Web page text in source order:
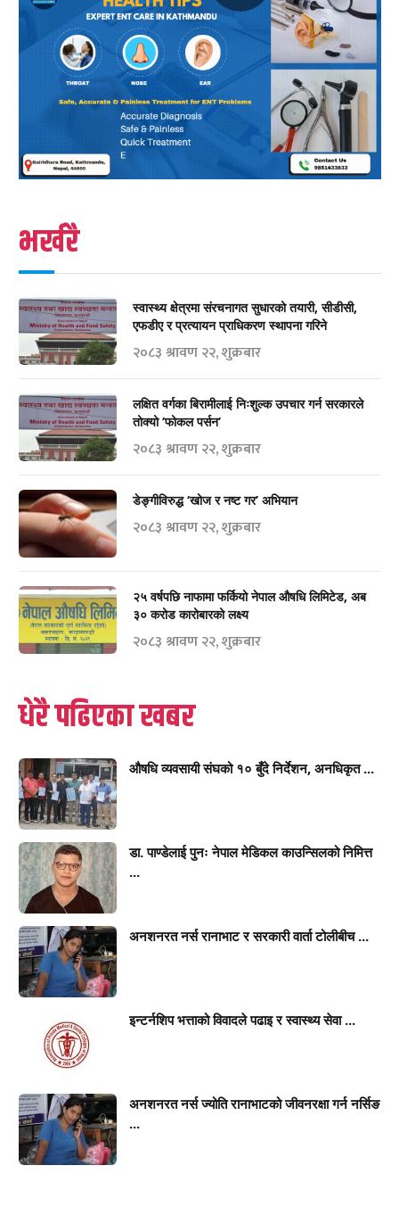
भर्खरै
स्वास्थ्य क्षेत्रमा संरचनागत सुधारको तयारी, सीडीसी,
एफडीए र प्रत्यायन प्राधिकरण स्थापना गरिने
२०८३ श्रावण २२, शुक्रबार
लक्षित वर्गका बिरामीलाई निःशुल्क उपचार गर्न सरकारले
तोक्यो ‘फोकल पर्सन’
२०८३ श्रावण २२, शुक्रबार
डेङ्गीविरुद्ध ‘खोज र नष्ट गर’ अभियान
२०८३ श्रावण २२, शुक्रबार
२५ वर्षपछि नाफामा फर्कियो नेपाल औषधि लिमिटेड, अब
३० करोड कारोबारको लक्ष्य
२०८३ श्रावण २२, शुक्रबार
धेरै पढिएका खबर
औषधि व्यवसायी संघको १० बुँदे निर्देशन, अनधिकृत ...
डा. पाण्डेलाई पुनः नेपाल मेडिकल काउन्सिलको निमित्त
...
अनशनरत नर्स रानाभाट र सरकारी वार्ता टोलीबीच ...
इन्टर्नशिप भत्ताको विवादले पढाइ र स्वास्थ्य सेवा ...
अनशनरत नर्स ज्योति रानाभाटको जीवनरक्षा गर्न नर्सिङ
...